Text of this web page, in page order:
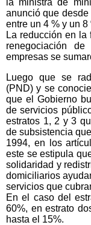
anunció que
entre un 4 % y un 8
La reducción en
renegociación
empresas se
Luego que se
(PND) y se
que el Gobierno
de servicios
estratos 1, 2 y 3
de subsistencia
1994, en los
este se estipula
solidaridad y
domiciliarios
servicios que
En el caso del
60%, en estrato
hasta el 15%.